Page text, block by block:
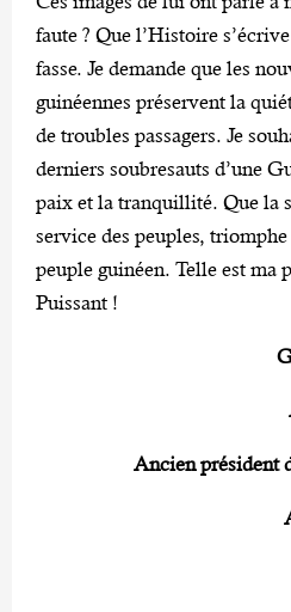
faute ? Que l’Histoire
fasse. Je demande que les
guinéennes préservent la
de troubles passagers. Je
derniers soubresauts d’une
paix et la tranquillité. Que la
service des peuples,
peuple guinéen. Telle est ma
Puissant !
Ancien président